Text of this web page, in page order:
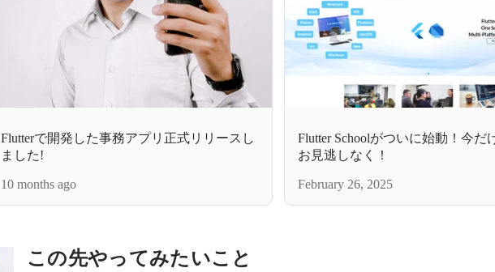
Flutterで開発した事務アプリ正式リリースし
ました!
10 months ago
Flutter Schoolがついに始動！今だ
お見逃しなく！
February 26, 2025
この先やってみたいこと